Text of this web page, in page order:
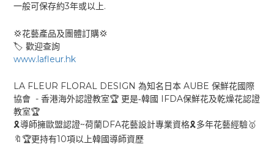
一般可保存約3年或以上.
💢花藝產品及團體訂購💢
🏷 歡迎查詢
www.lafleur.hk
LA FLEUR FLORAL DESIGN 為知名 日本 AUBE 保鮮花國際
協會 - 香港海外認證教室🏆 更是-韓國 IFDA保鮮花及乾燥花認證
教室🏆
🎗導師擁歐盟認證~荷蘭 DFA花藝設計專業資格🎗多年花藝經驗🥇
🔖🏆更持有10項以上韓國導師資歷